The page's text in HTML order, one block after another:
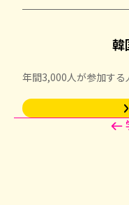
韓
年間3,000人が参加する
arrow_forward_ios